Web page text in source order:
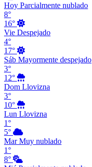
Hoy Parcialmente nublado
8°
16°
Vie Despejado
4°
17°
Sáb Mayormente despejado
3°
12°
Dom Llovizna
3°
10°
Lun Llovizna
1°
5°
Mar Muy nublado
1°
8°